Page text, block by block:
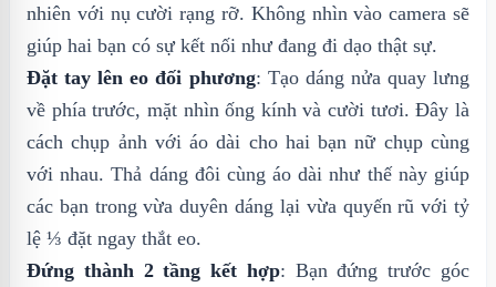
nhiên với nụ cười rạng rỡ. Không nhìn vào camera sẽ
giúp hai bạn có sự kết nối như đang đi dạo thật sự.
Đặt tay lên eo đối phương: Tạo dáng nửa quay lưng
về phía trước, mặt nhìn ống kính và cười tươi. Đây là
cách chụp ảnh với áo dài cho hai bạn nữ chụp cùng
với nhau. Thả dáng đôi cùng áo dài như thế này giúp
các bạn trong vừa duyên dáng lại vừa quyến rũ với tỷ
lệ ⅓ đặt ngay thắt eo.
Đứng thành 2 tầng kết hợp: Bạn đứng trước góc